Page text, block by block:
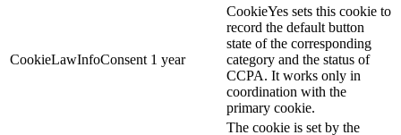
CookieLawInfoConsent 1 year
CookieYes sets this cookie to
record the default button
state of the corresponding
category and the status of
CCPA. It works only in
coordination with the
primary cookie.
The cookie is set by the